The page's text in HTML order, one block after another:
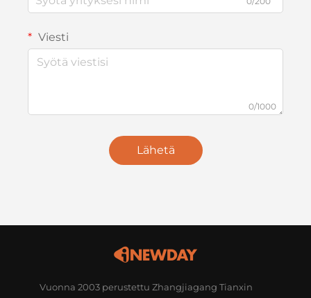
Viesti
0/1000
Lähetä
Vuonna 2003 perustettu Zhangjiagang Tianxin